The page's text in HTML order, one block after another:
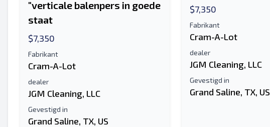
"verticale balenpers in goede
staat
$7,350
Fabrikant
Cram-A-Lot
dealer
JGM Cleaning, LLC
Gevestigd in
Grand Saline, TX, US
$7,350
Fabrikant
Cram-A-Lot
dealer
JGM Cleaning, LLC
Gevestigd in
Grand Saline, TX, US